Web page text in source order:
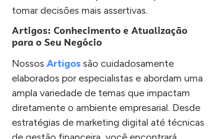
tomar decisões mais assertivas.
Artigos: Conhecimento e Atualização
para o Seu Negócio
Nossos Artigos são cuidadosamente
elaborados por especialistas e abordam uma
ampla variedade de temas que impactam
diretamente o ambiente empresarial. Desde
estratégias de marketing digital até técnicas